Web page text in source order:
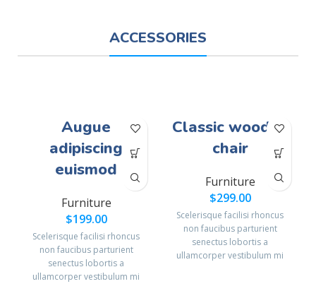
ACCESSORIES
Augue
adipiscing
euismod
Furniture
$199.00
Scelerisque facilisi rhoncus
non faucibus parturient
senectus lobortis a
ullamcorper vestibulum mi
Classic wooden
chair
Furniture
$299.00
Scelerisque facilisi rhoncus
non faucibus parturient
senectus lobortis a
ullamcorper vestibulum mi